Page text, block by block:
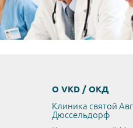
О VKD / ОКД
Клиника святой
Дюссельдорф